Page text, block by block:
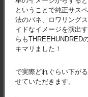
ということで純正サス
法のバネ、ロワリング
イドなイメージを演出
らもTHREEHUNDRED
キマリました！
で実際どれぐらい下が
せていただきます。